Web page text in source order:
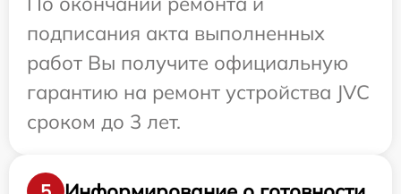
подписания акта выполненных
работ Вы получите официальную
гарантию на ремонт устройства JVC
сроком до 3 лет.